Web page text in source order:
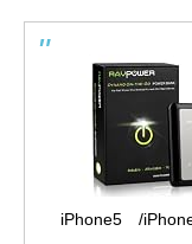
iPhone5 /